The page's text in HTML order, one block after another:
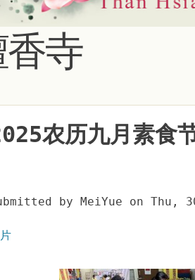
寺
农历九月素食
by MeiYue on Thu,